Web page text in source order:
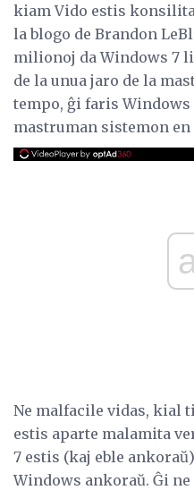
kiam Vido estis
la blogo de Brandon
milionoj da Windows 7
de la unua jaro de la
tempo, ĝi faris
mastruman sistemon
Ne malfacile vidas, kial
estis aparte malamita
7 estis (kaj eble
Windows ankoraŭ. Ĝi